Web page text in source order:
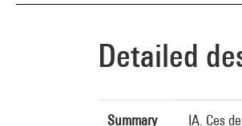
Detailed
Summary
IA. Ces